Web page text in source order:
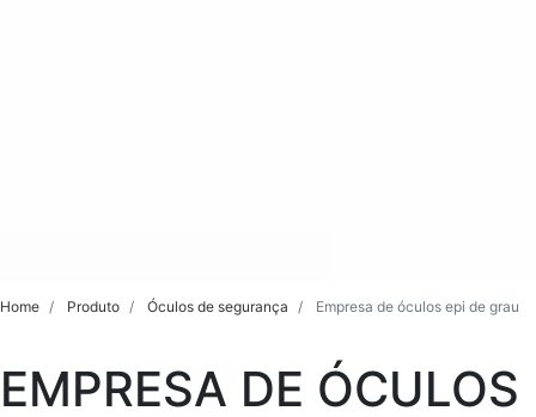
Home Produto Óculos de segurança Empresa de óculos epi de grau
EMPRESA DE ÓCULOS